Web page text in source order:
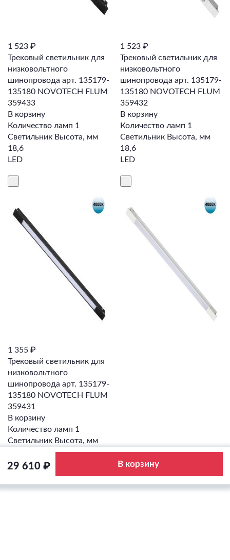
29 610 ₽ В корзину
1 523 ₽
Трековый светильник для
низковольтного
шинопровода арт. 135179-
135180 NOVOTECH FLUM
359433
В корзину
Количество ламп 1
Светильник Высота, мм
18,6
LED
1 523 ₽
Трековый светильник для
низковольтного
шинопровода арт. 135179-
135180 NOVOTECH FLUM
359432
В корзину
Количество ламп 1
Светильник Высота, мм
18,6
LED
1 355 ₽
Трековый светильник для
низковольтного
шинопровода арт. 135179-
135180 NOVOTECH FLUM
359431
В корзину
Количество ламп 1
Светильник Высота, мм
LED